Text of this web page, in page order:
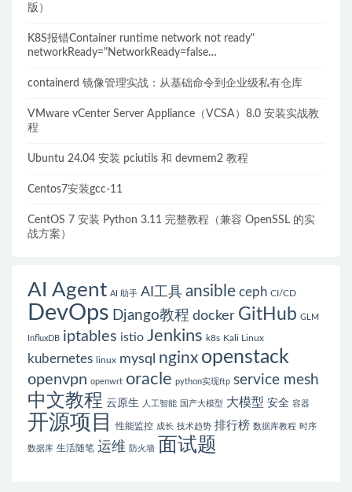
版）
K8S报错Container runtime network not ready"
networkReady="NetworkReady=false
containerd 镜像管理实战：从基础命令到企业级私有仓库
VMware vCenter Server Appliance（VCSA）8.0 安装实战教
程
Ubuntu 24.04 安装 pciutils 和 devmem2 教程
Centos7安装gcc-11
CentOS 7 安装 Python 3.11 完整教程（兼容 OpenSSL 的实
战方案）
AI Agent AI 助手 AI工具 ansible ceph CI/CD
DevOps Django教程 docker GitHub GLM
InfluxDB iptables istio Jenkins k8s Kali Linux
kubernetes linux mysql nginx openstack
openvpn openwrt oracle python实现ftp service mesh
中文教程 云原生 人工智能 国产大模型 大模型 安全 容器
开源项目 性能监控 成长 技术趋势 排行榜 数据库教程 时序
数据库 生活随笔 运维 防火墙 面试题